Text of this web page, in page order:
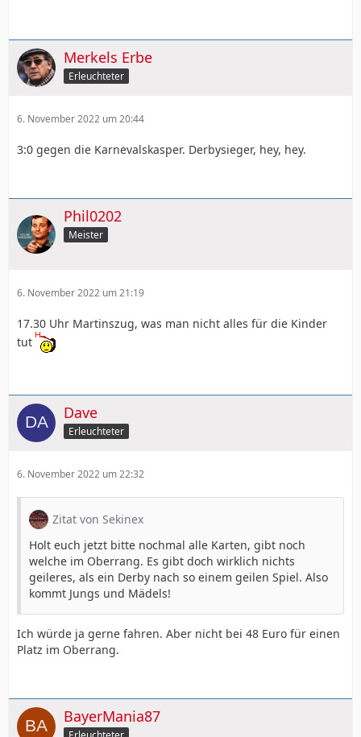
Merkels Erbe
Erleuchteter
6. November 2022 um 20:44
3:0 gegen die Karnevalskasper. Derbysieger, hey, hey.
Phil0202
Meister
6. November 2022 um 21:19
17.30 Uhr Martinszug, was man nicht alles für die Kinder
tut
Dave
Erleuchteter
6. November 2022 um 22:32
Zitat von Sekinex
Holt euch jetzt bitte nochmal alle Karten, gibt noch
welche im Oberrang. Es gibt doch wirklich nichts
geileres, als ein Derby nach so einem geilen Spiel. Also
kommt Jungs und Mädels!
Ich würde ja gerne fahren. Aber nicht bei 48 Euro für einen
Platz im Oberrang.
BayerMania87